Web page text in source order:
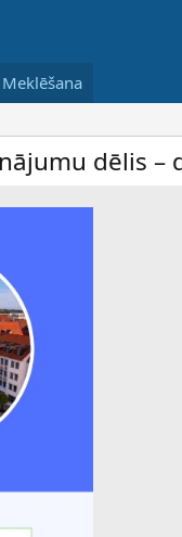
Meklēšana
ir